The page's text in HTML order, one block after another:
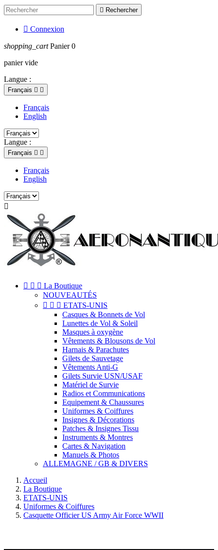
 Rechercher
 Connexion
shopping_cart Panier 0
panier vide
Langue :
Français  
Français
English
Langue :
Français  
Français
English

   La Boutique
NOUVEAUTÉS
   ETATS-UNIS
Casques & Bonnets de Vol
Lunettes de Vol & Soleil
Masques à oxygène
Vêtements & Blousons de Vol
Harnais & Parachutes
Gilets de Sauvetage
Vêtements Anti-G
Gilets Survie USN/USAF
Matériel de Survie
Radios et Communications
Equipement & Chaussures
Uniformes & Coiffures
Insignes & Décorations
Patches & Insignes Tissu
Instruments & Montres
Cartes & Navigation
Manuels & Photos
ALLEMAGNE / GB & DIVERS
Accueil
La Boutique
ETATS-UNIS
Uniformes & Coiffures
Casquette Officier US Army Air Force WWII